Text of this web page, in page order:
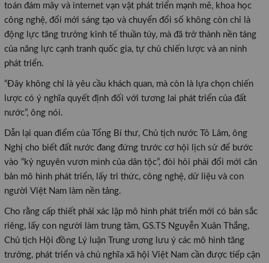
toán đám mây và internet vạn vật phát triển mạnh mẽ, khoa học
công nghệ, đổi mới sáng tạo và chuyển đổi số không còn chỉ là
động lực tăng trưởng kinh tế thuần túy, mà đã trở thành nền tảng
của năng lực cạnh tranh quốc gia, tự chủ chiến lược và an ninh
phát triển.
“Đây không chỉ là yêu cầu khách quan, mà còn là lựa chọn chiến
lược có ý nghĩa quyết định đối với tương lai phát triển của đất
nước”, ông nói.
Dẫn lại quan điểm của Tổng Bí thư, Chủ tịch nước Tô Lâm, ông
Nghị cho biết đất nước đang đứng trước cơ hội lịch sử để bước
vào “kỷ nguyên vươn mình của dân tộc”, đòi hỏi phải đổi mới căn
bản mô hình phát triển, lấy tri thức, công nghệ, dữ liệu và con
người Việt Nam làm nền tảng.
Cho rằng cấp thiết phải xác lập mô hình phát triển mới có bản sắc
riêng, lấy con người làm trung tâm, GS.TS Nguyễn Xuân Thắng,
Chủ tịch Hội đồng Lý luận Trung ương lưu ý các mô hình tăng
trưởng, phát triển và chủ nghĩa xã hội Việt Nam cần được tiếp cận